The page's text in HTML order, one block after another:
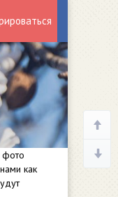
фото
как